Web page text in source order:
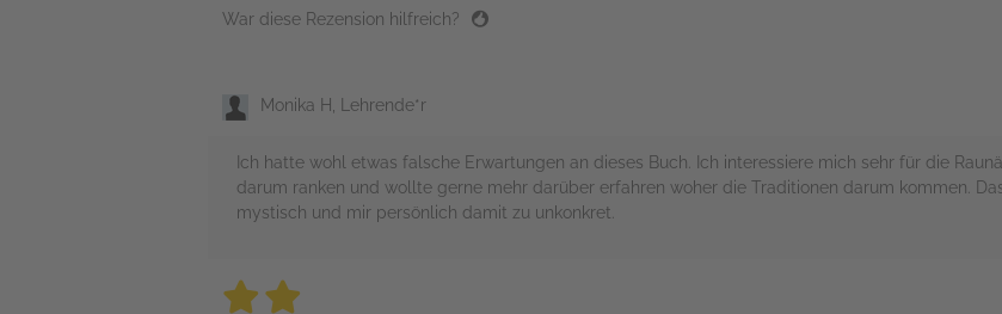
War diese Rezension hilfreich?
Monika H, Lehrende*r
Ich hatte wohl etwas falsche Erwartungen an dieses Buch. Ich interessiere mich sehr für die
darum ranken und wollte gerne mehr darüber erfahren woher die Traditionen darum kommen.
mystisch und mir persönlich damit zu unkonkret.
2 stars